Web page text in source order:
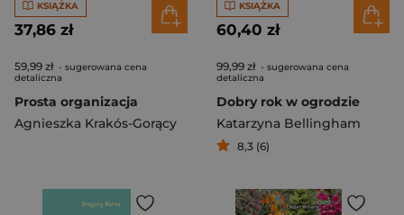
KSIĄŻKA
37,86 zł
59,99 zł - sugerowana cena
detaliczna
Prosta organizacja
Agnieszka Krakós-Gorący
KSIĄŻKA
60,40 zł
99,99 zł - sugerowana cena
detaliczna
Dobry rok w ogrodzie
Katarzyna Bellingham
8,3 (6)